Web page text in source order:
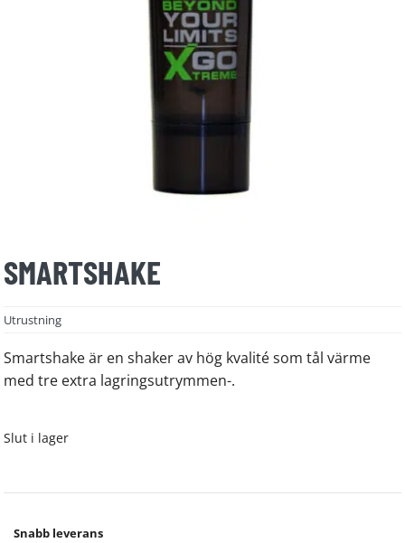
SMARTSHAKE
Utrustning
Smartshake är en shaker av hög kvalité som tål värme
med tre extra lagringsutrymmen-.
Slut i lager
Snabb leverans